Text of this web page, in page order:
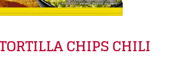
CHIPS CHILI